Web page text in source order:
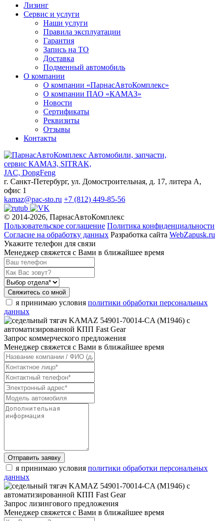
Лизинг
Сервис и услуги
Наши услуги
Правила эксплуатации
Гарантия
Запись на ТО
Доставка
Подменный автомобиль
О компании
О компании «ПарнасАвтоКомплекс»
О компании ПАО «КАМАЗ»
Новости
Сертификаты
Реквизиты
Отзывы
Контакты
Автомобили, запчасти,
сервис КАМАЗ, SITRAK,
JAC, DongFeng
г. Санкт-Петербург, ул. Домостроительная, д. 17, литера А,
офис 1
kamaz@pac-sto.ru +7 (812) 449-85-56
© 2014-2026, ПарнасАвтоКомплекс
Пользовательское соглашение Политика конфиденциальности
Согласие на обработку данных Разработка сайта WebZapusk.ru
Укажите телефон для связи
Менеджер свяжется с Вами в ближайшее время
Свяжитесь со мной
я принимаю условия политики обработки персональных
данных
Запрос коммерческого предложения
Менеджер свяжется с Вами в ближайшее время
Отправить заявку
я принимаю условия политики обработки персональных
данных
Запрос лизингового предложения
Менеджер свяжется с Вами в ближайшее время